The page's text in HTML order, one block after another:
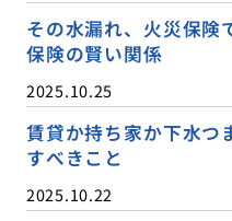
その水漏れ、火災保険
保険の賢い関係
2025.10.25
賃貸か持ち家か下水つ
すべきこと
2025.10.22